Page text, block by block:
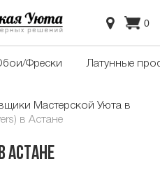
0
Фрески Латунные
Мастерской Уюта в
в Астане
Астане